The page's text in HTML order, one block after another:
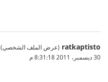
ratkaptisto (عرض الملف الشخصي)
30 ديسمبر، 2011 8:31:18 م